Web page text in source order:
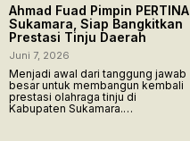
Ahmad Fuad Pimpin PERTINA
Sukamara, Siap Bangkitkan
Prestasi Tinju Daerah
Juni 7, 2026
Menjadi awal dari tanggung jawab
besar untuk membangun kembali
prestasi olahraga tinju di
Kabupaten Sukamara.…